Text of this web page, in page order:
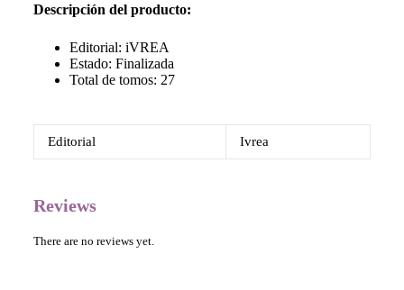
Descripción del producto:
Editorial: iVREA
Estado: Finalizada
Total de tomos: 27
Editorial Ivrea
Reviews
There are no reviews yet.